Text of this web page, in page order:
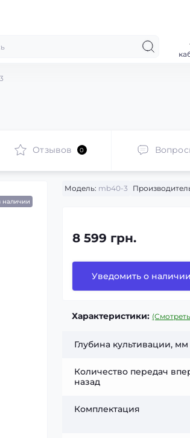
Отзывов 0
наличии
Модель: mb40-3
8 599 грн.
Уведомить о
Характеристики:
Глубина культивации, мм
Количество передач
назад
Комплектация